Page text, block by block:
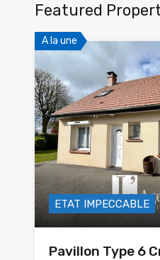
Featured
A la une
ETAT IMPECCABLE
Pavillon Type 6